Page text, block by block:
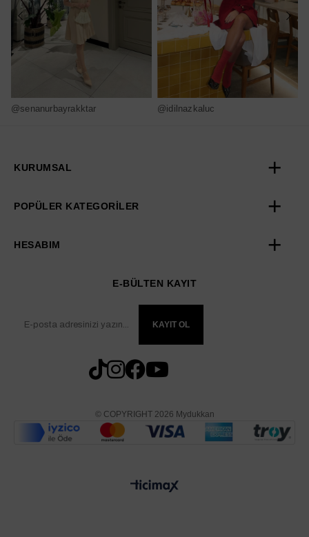
@senanurbayrakktar @idilnazkaluc
KURUMSAL
POPÜLER KATEGORİLER
HESABIM
E-BÜLTEN KAYIT
KAYIT OL
© COPYRIGHT 2026 Mydukkan